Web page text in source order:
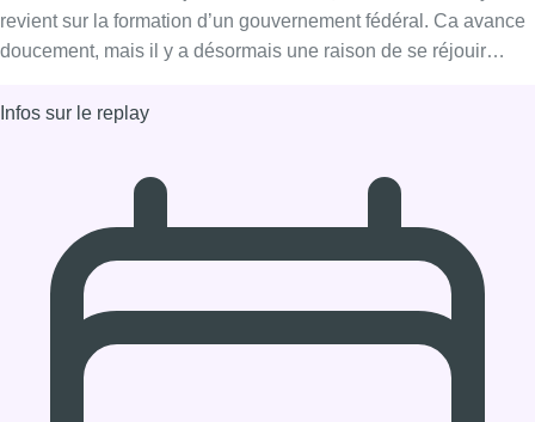
L’édito – Formation fédérale: une
raison de se réjouir
Dans son édito de ce jeudi 5 décembre, Fabrice Grosfilley
revient sur la formation d’un gouvernement fédéral. Ca avance
doucement, mais il y a désormais une raison de se réjouir…